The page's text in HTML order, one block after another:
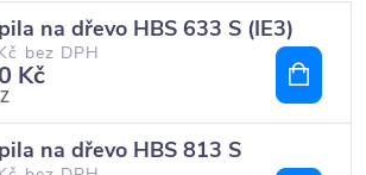
na dřevo HBS 633 S (IE3)
bez DPH
Kč
na dřevo HBS 813 S